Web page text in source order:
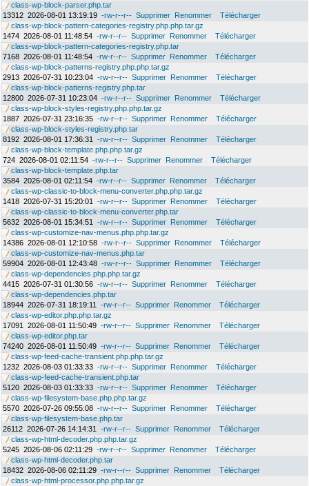
class-wp-block-parser.php.tar
13312 2026-08-01 13:19:19 -rw-r--r-- Supprimer Renommer
Télécharger
class-wp-block-pattern-categories-registry.php.php.tar.gz
1474 2026-08-01 11:48:54 -rw-r--r-- Supprimer Renommer
Télécharger
class-wp-block-pattern-categories-registry.php.tar
7168 2026-08-01 11:48:54 -rw-r--r-- Supprimer Renommer
Télécharger
class-wp-block-patterns-registry.php.php.tar.gz
2913 2026-07-31 10:23:04 -rw-r--r-- Supprimer Renommer
Télécharger
class-wp-block-patterns-registry.php.tar
12800 2026-07-31 10:23:04 -rw-r--r-- Supprimer Renommer
Télécharger
class-wp-block-styles-registry.php.php.tar.gz
1887 2026-07-31 23:16:35 -rw-r--r-- Supprimer Renommer
Télécharger
class-wp-block-styles-registry.php.tar
8192 2026-08-01 17:36:31 -rw-r--r-- Supprimer Renommer
Télécharger
class-wp-block-template.php.php.tar.gz
724 2026-08-01 02:11:54 -rw-r--r-- Supprimer Renommer
Télécharger
class-wp-block-template.php.tar
3584 2026-08-01 02:11:54 -rw-r--r-- Supprimer Renommer
Télécharger
class-wp-classic-to-block-menu-converter.php.php.tar.gz
1418 2026-07-31 15:20:01 -rw-r--r-- Supprimer Renommer
Télécharger
class-wp-classic-to-block-menu-converter.php.tar
5632 2026-08-01 15:34:51 -rw-r--r-- Supprimer Renommer
Télécharger
class-wp-customize-nav-menus.php.php.tar.gz
14386 2026-08-01 12:10:58 -rw-r--r-- Supprimer Renommer
Télécharger
class-wp-customize-nav-menus.php.tar
59904 2026-08-01 12:43:48 -rw-r--r-- Supprimer Renommer
Télécharger
class-wp-dependencies.php.php.tar.gz
4415 2026-07-31 01:30:56 -rw-r--r-- Supprimer Renommer
Télécharger
class-wp-dependencies.php.tar
18944 2026-07-31 18:19:11 -rw-r--r-- Supprimer Renommer
Télécharger
class-wp-editor.php.php.tar.gz
17091
2026-08-01 11:50:49 -rw-r--r-- Supprimer Renommer
Télécharger
class-wp-editor.php.tar
74240 2026-08-01 11:50:49 -rw-r--r-- Supprimer Renommer
Télécharger
class-wp-feed-cache-transient.php.php.tar.gz
1232 2026-08-03 01:33:33 -rw-r--r-- Supprimer Renommer
Télécharger
class-wp-feed-cache-transient.php.tar
5120 2026-08-03 01:33:33 -rw-r--r-- Supprimer Renommer
Télécharger
class-wp-filesystem-base.php.php.tar.gz
5570 2026-07-26 09:55:08 -rw-r--r-- Supprimer Renommer
Télécharger
class-wp-filesystem-base.php.tar
26112 2026-07-26 14:14:31 -rw-r--r-- Supprimer Renommer
Télécharger
class-wp-html-decoder.php.php.tar.gz
5245 2026-08-06 02:11:29 -rw-r--r-- Supprimer Renommer
Télécharger
class-wp-html-decoder.php.tar
18432 2026-08-06 02:11:29 -rw-r--r-- Supprimer Renommer
Télécharger
class-wp-html-processor.php.php.tar.gz